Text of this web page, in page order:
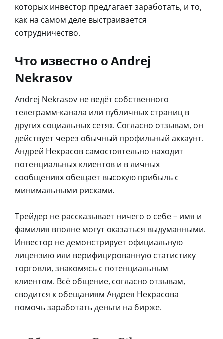
которых инвестор предлагает заработать, и то,
как на самом деле выстраивается
сотрудничество.
Что известно о Andrej
Nekrasov
Andrej Nekrasov не ведёт собственного
телеграмм-канала или публичных страниц в
других социальных сетях. Согласно отзывам, он
действует через обычный профильный аккаунт.
Андрей Некрасов самостоятельно находит
потенциальных клиентов и в личных
сообщениях обещает высокую прибыль с
минимальными рисками.
Трейдер не рассказывает ничего о себе – имя и
фамилия вполне могут оказаться выдуманными.
Инвестор не демонстрирует официальную
лицензию или верифицированную статистику
торговли, знакомясь с потенциальным
клиентом. Всё общение, согласно отзывам,
сводится к обещаниям Андрея Некрасова
помочь заработать деньги на бирже.